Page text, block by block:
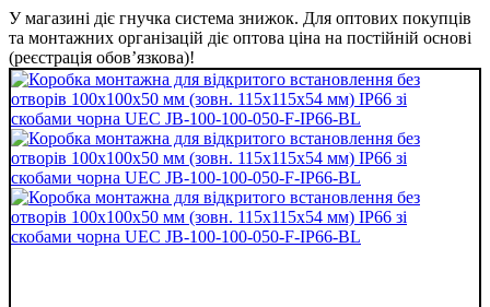
У магазині діє гнучка система знижок. Для оптових покупців
та монтажних організацій діє оптова ціна на постійній основі
(реєстрація обов’язкова)!